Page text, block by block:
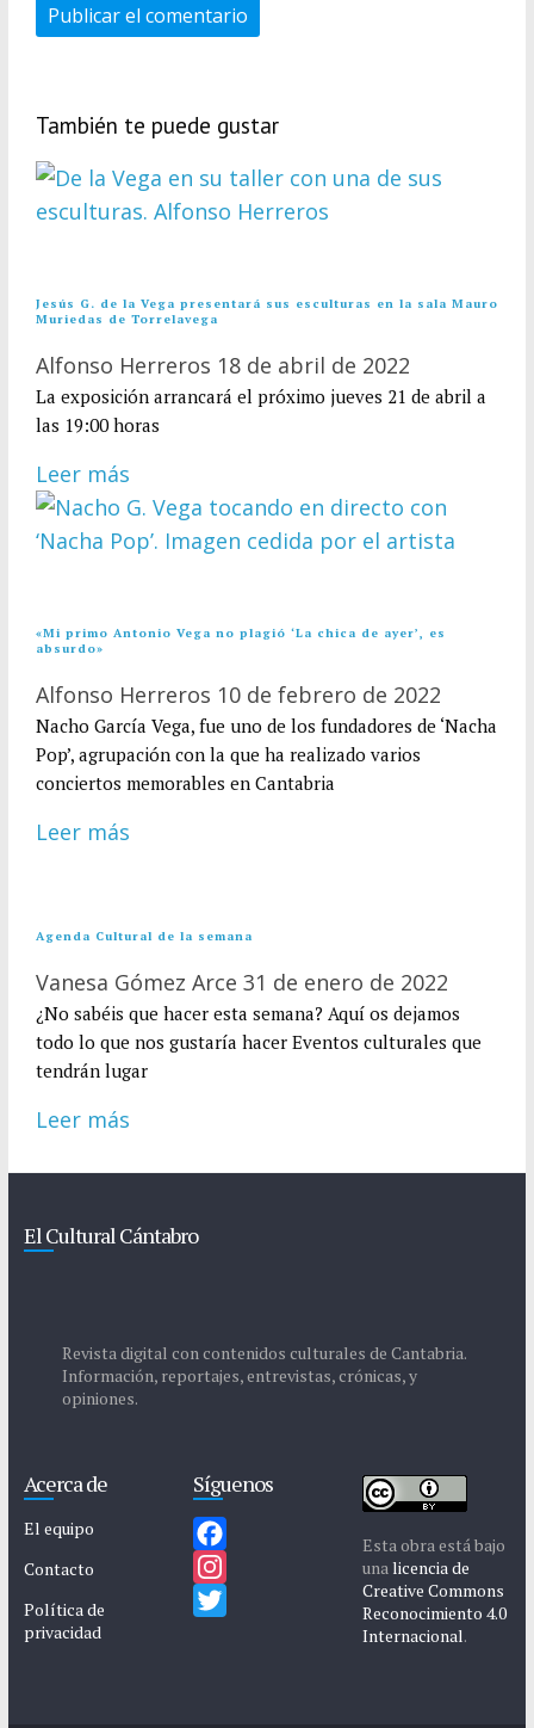
También te puede gustar
Jesús G. de la Vega presentará sus esculturas en la sala Mauro
Muriedas de Torrelavega
Alfonso Herreros 18 de abril de 2022
La exposición arrancará el próximo jueves 21 de abril a
las 19:00 horas
Leer más
«Mi primo Antonio Vega no plagió ‘La chica de ayer’, es
absurdo»
Alfonso Herreros 10 de febrero de 2022
Nacho García Vega, fue uno de los fundadores de ‘Nacha
Pop’, agrupación con la que ha realizado varios
conciertos memorables en Cantabria
Leer más
Agenda Cultural de la semana
Vanesa Gómez Arce 31 de enero de 2022
¿No sabéis que hacer esta semana? Aquí os dejamos
todo lo que nos gustaría hacer Eventos culturales que
tendrán lugar
Leer más
El Cultural Cántabro
Revista digital con contenidos culturales de Cantabria.
Información, reportajes, entrevistas, crónicas, y
opiniones.
Acerca de
El equipo
Contacto
Política de
privacidad
Síguenos
F
a
I
Esta obra está bajo
unalicencia de
Creative Commons
Reconocimiento 4.0
Internacional.